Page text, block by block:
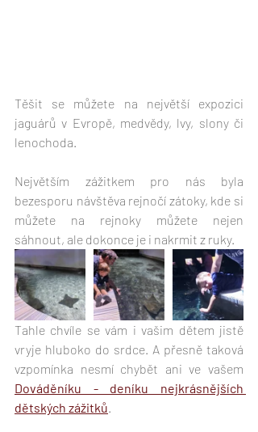
Těšit se můžete na největší expozici
jaguárů v Evropě, medvědy, lvy, slony či
lenochoda.
Největším zážitkem pro nás byla
bezesporu návštěva rejnočí zátoky, kde si
můžete na rejnoky můžete nejen
sáhnout, ale dokonce je i nakrmit z ruky.
Tahle chvíle se vám i vašim dětem jistě
vryje hluboko do srdce. A přesně taková
Dováděníku - deníku nejkrásnějších
dětských zážitků